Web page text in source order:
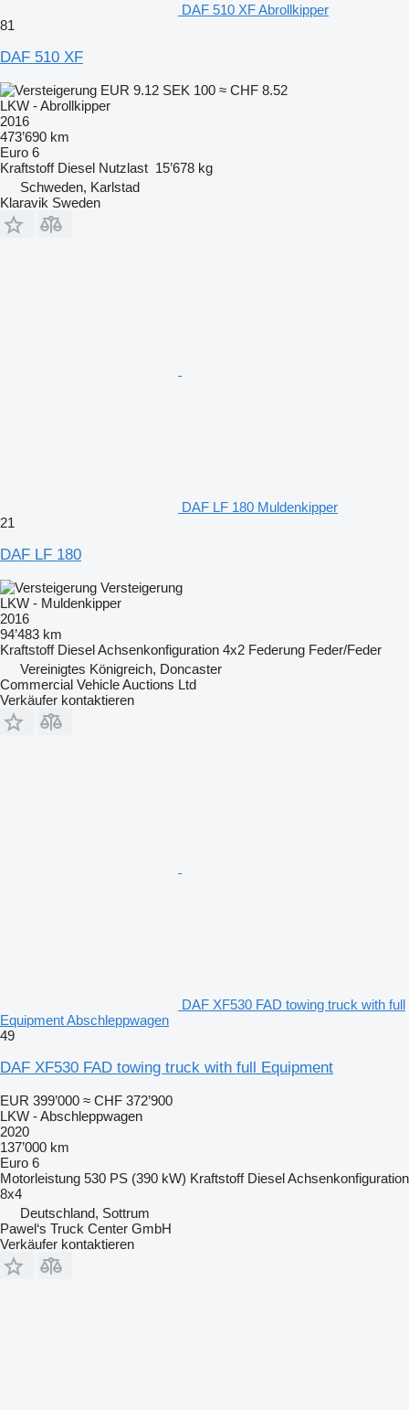
DAF 510 XF Abrollkipper
81
DAF 510 XF
EUR 9.12 SEK 100 ≈ CHF 8.52
LKW - Abrollkipper
2016
473’690 km
Euro 6
Kraftstoff Diesel Nutzlast 15’678 kg
Schweden, Karlstad
Klaravik Sweden
DAF LF 180 Muldenkipper
21
DAF LF 180
Versteigerung
LKW - Muldenkipper
2016
94’483 km
Kraftstoff DieselAchsenkonfiguration 4x2 Federung Feder/Feder
Vereinigtes Königreich, Doncaster
Commercial Vehicle Auctions Ltd
Verkäufer kontaktieren
DAF XF530 FAD towing truck with full
Equipment Abschleppwagen
49
DAF XF530 FAD towing truck with full Equipment
EUR 399’000 ≈ CHF 372’900
LKW - Abschleppwagen
2020
137’000 km
Euro 6
Motorleistung 530 PS (390 kW) Kraftstoff DieselAchsenkonfiguration
8x4
Deutschland, Sottrum
Pawel‘s Truck Center GmbH
Verkäufer kontaktieren